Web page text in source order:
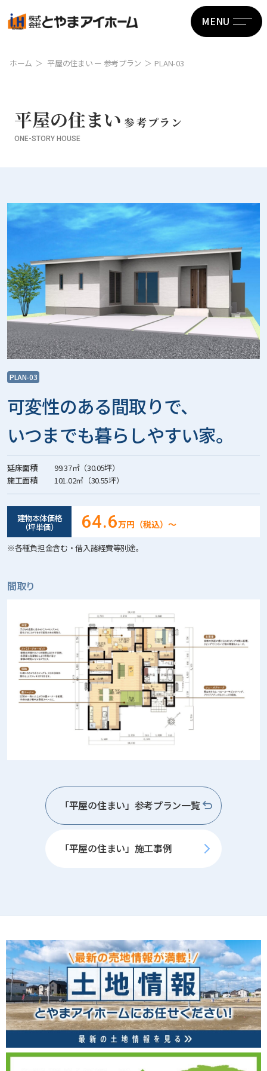
MENU
ホーム 平屋の住まい ー 参考プラン PLAN-03
平屋の住まい 参考プラン
ONE-STORY HOUSE
PLAN-03
可変性のある間取りで、
いつまでも暮らしやすい家。
延床面積
99.37㎡（30.05坪）
施工面積
101.02㎡（30.55坪）
建物本体価格
（坪単価） 64.6万円（税込）〜
※各種負担金含む・借入諸経費等別途。
間取り
「平屋の住まい」参考プラン一覧
「平屋の住まい」施工事例